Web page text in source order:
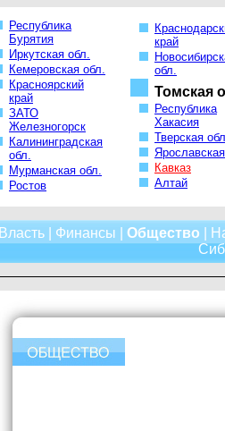
Республика
Бурятия
Иркутская обл.
Кемеровская обл.
Красноярский
край
ЗАТО
Железногорск
Калининградская
обл.
Мурманская обл.
Ростов
край
обл.
Томская
Республика
Хакасия
Тверская
Кавказ
Алтай
Власть| Финансы Общество